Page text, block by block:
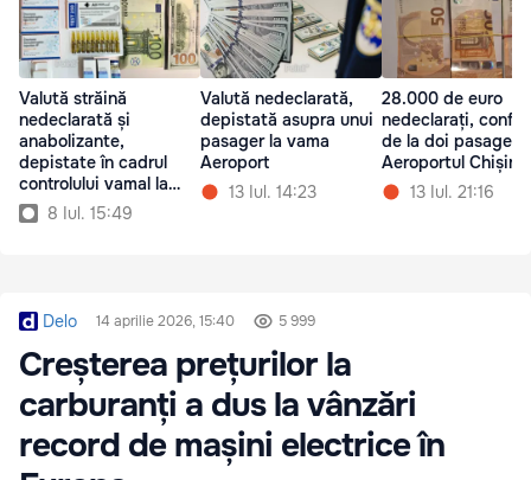
Valută străină
nedeclarată și
anabolizante,
depistate în cadrul
controlului vamal la
Aeroport8 Iul. 15:49
Valută nedeclarată,
depistată asupra unui
pasager la vama
Aeroport
13 Iul. 14:23
28.000 de euro
nedeclarați,
de la doi pasageri
Aeroportul
13 Iul. 21:16
Delo 14 aprilie 2026, 15:40 5 999
Creșterea prețurilor la
carburanți a dus la vânzări
record de mașini electrice în